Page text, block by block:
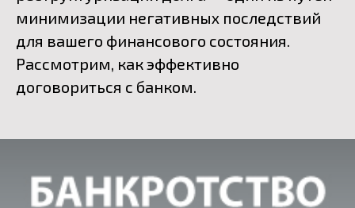
минимизации негативных последствий
для вашего финансового состояния.
Рассмотрим, как эффективно
договориться с банком.